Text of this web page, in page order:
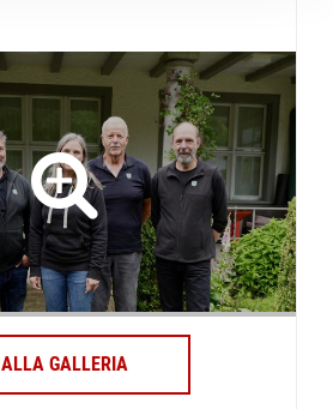
ALLA GALLERIA